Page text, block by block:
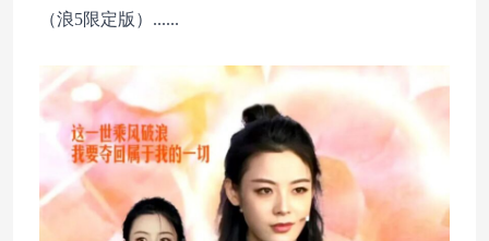
（浪5限定版）......